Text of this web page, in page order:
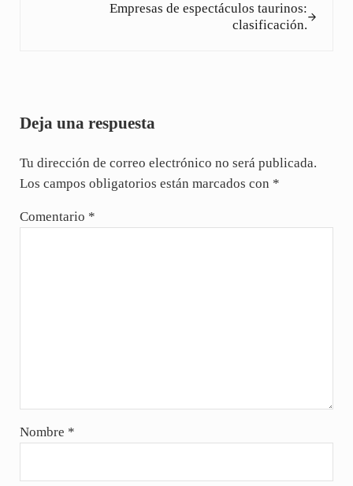
Empresas de espectáculos taurinos:
clasificación.
Deja una respuesta
Tu dirección de correo electrónico no será publicada.
Los campos obligatorios están marcados con *
Comentario *
Nombre *